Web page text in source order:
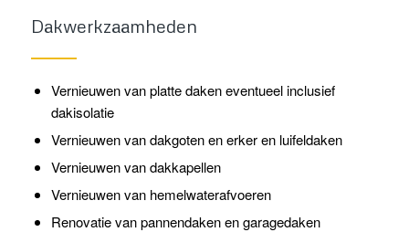
Dakwerkzaamheden
Vernieuwen van platte daken eventueel inclusief
dakisolatie
Vernieuwen van dakgoten en erker en luifeldaken
Vernieuwen van dakkapellen
Vernieuwen van hemelwaterafvoeren
Renovatie van pannendaken en garagedaken